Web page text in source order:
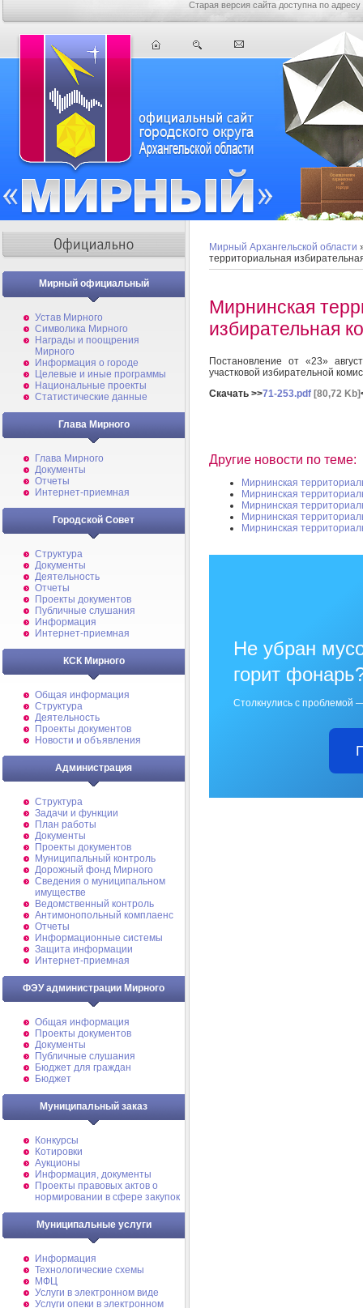
Старая версия сайта доступна по адресу
Мирный официальный
Устав Мирного
Символика Мирного
Награды и поощрения
Мирного
Информация о городе
Целевые и иные программы
Национальные проекты
Статистические данные
Глава Мирного
Глава Мирного
Документы
Отчеты
Интернет-приемная
Городской Совет
Структура
Документы
Деятельность
Отчеты
Проекты документов
Публичные слушания
Информация
Интернет-приемная
КСК Мирного
Общая информация
Структура
Деятельность
Проекты документов
Новости и объявления
Администрация
Структура
Задачи и функции
План работы
Документы
Проекты документов
Муниципальный контроль
Дорожный фонд Мирного
Cведения о муниципальном
имуществе
Ведомственный контроль
Антимонопольный комплаенс
Отчеты
Информационные системы
Защита информации
Интернет-приемная
ФЭУ администрации Мирного
Общая информация
Проекты документов
Документы
Публичные слушания
Бюджет для граждан
Бюджет
Муниципальный заказ
Конкурсы
Котировки
Аукционы
Информация, документы
Проекты правовых актов о
нормировании в сфере закупок
Муниципальные услуги
Информация
Технологические схемы
МФЦ
Услуги в электронном виде
Услуги опеки в электронном
Мирный Архангельской области
территориальная
Мирнинская
избирательная
Постановление от «23»
участковой избирательной
Скачать >>71-253.pdf [80,72 Kb]
Другие новости по теме:
Мирнинская
Мирнинская
Мирнинская
Мирнинская
Мирнинская
Не убран
горит
Столкнулись с проблемой